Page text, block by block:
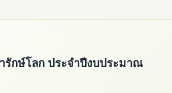
รักษ์โลก ประจำปีงบประมาณ